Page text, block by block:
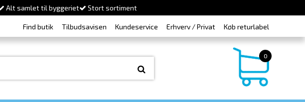
Alt samlet til byggeriet Stort sortiment
Find butik Tilbudsavisen Kundeservice Erhverv / Privat Køb returlabel
0